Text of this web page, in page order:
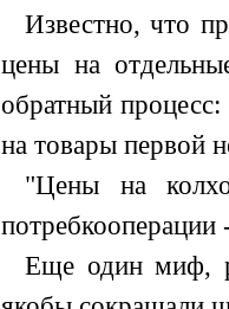
Известно, что
цены на
обратный
на товары первой
"Цены на
Еще один миф,